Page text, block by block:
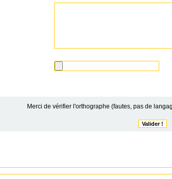
Merci de vérifier l'orthographe (fautes, pas de